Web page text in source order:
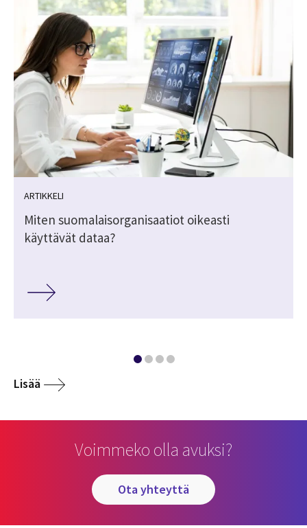
ARTIKKELI
Miten suomalaisorganisaatiot oikeasti
käyttävät dataa?
Lisää
Voimmeko olla avuksi?
ota yhteyttä